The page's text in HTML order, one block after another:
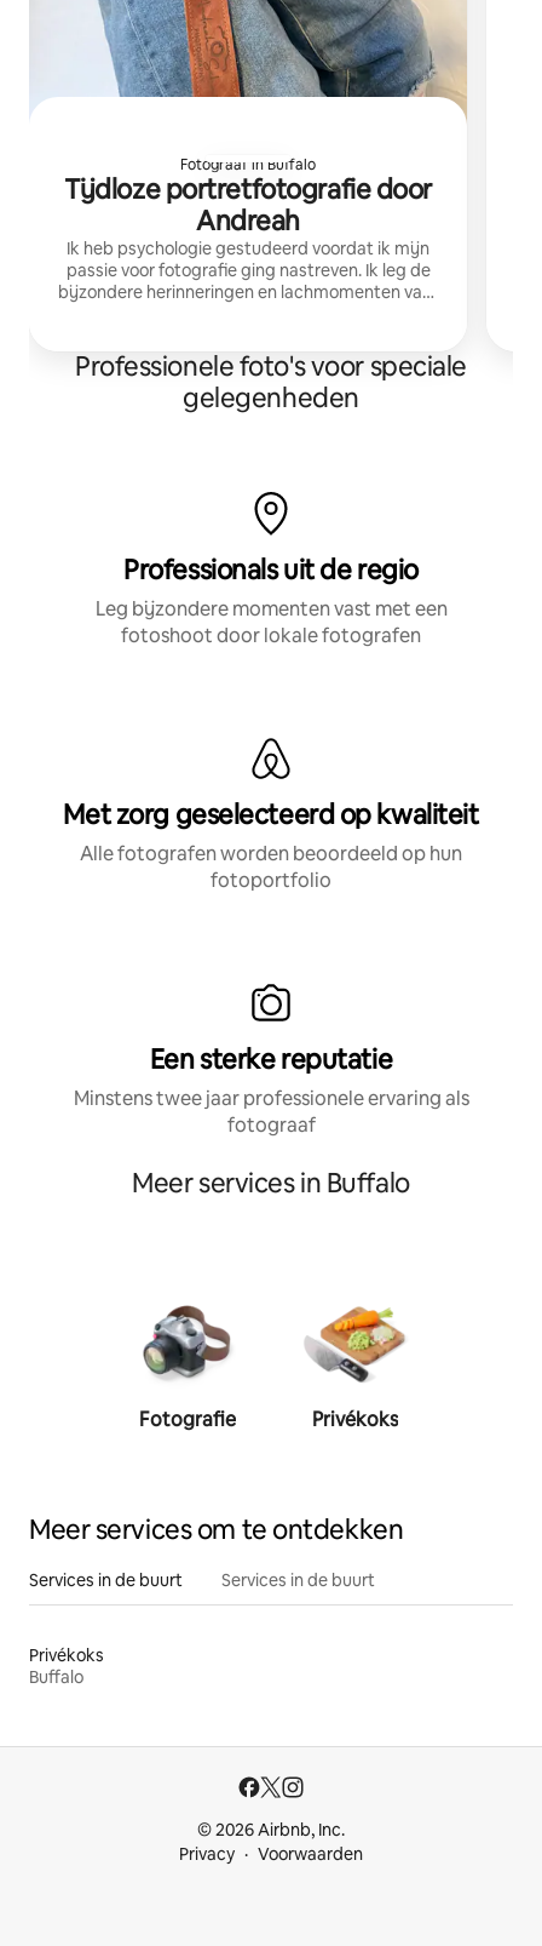
Fotograaf in Buffalo
Tijdloze portretfotografie door
Andreah
Ik heb psychologie gestudeerd voordat ik mijn
passie voor fotografie ging nastreven. Ik leg de
bijzondere herinneringen en lachmomenten vast
Professionele foto's voor speciale
gelegenheden
Professionals uit de regio
Leg bijzondere momenten vast met een
fotoshoot door lokale fotografen
Met zorg geselecteerd op kwaliteit
Alle fotografen worden beoordeeld op hun
fotoportfolio
Een sterke reputatie
Minstens twee jaar professionele ervaring als
fotograaf
Meer services in Buffalo
Fotografie Privékoks
Meer services om te ontdekken
Services in de buurt Services in de buurt
Privékoks
Buffalo
© 2026 Airbnb, Inc.
Privacy
Voorwaarden